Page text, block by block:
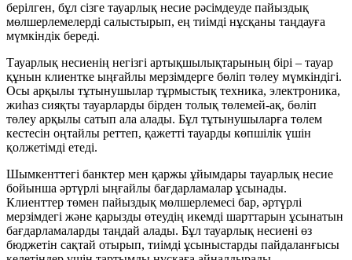
берілген, бұл сізге тауарлық несие рәсімдеуде пайыздық
мөлшерлемелерді салыстырып, ең тиімді нұсқаны таңдауға
мүмкіндік береді.
Тауарлық несиенің негізгі артықшылықтарының бірі – тауар
құнын клиентке ыңғайлы мерзімдерге бөліп төлеу мүмкіндігі.
Осы арқылы тұтынушылар тұрмыстық техника, электроника,
жиһаз сияқты тауарларды бірден толық төлемей-ақ, бөліп
төлеу арқылы сатып ала алады. Бұл тұтынушыларға төлем
кестесін оңтайлы реттеп, қажетті тауарды көпшілік үшін
қолжетімді етеді.
Шымкенттегі банктер мен қаржы ұйымдары тауарлық несие
бойынша әртүрлі ыңғайлы бағдарламалар ұсынады.
Клиенттер төмен пайыздық мөлшерлемесі бар, әртүрлі
мерзімдегі және қарызды өтеудің икемді шарттарын ұсынатын
бағдарламаларды таңдай алады. Бұл тауарлық несиені өз
бюджетін сақтай отырып, тиімді ұсыныстарды пайдаланғысы